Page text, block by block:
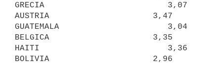
GRECIA                         3,07
AUSTRIA                     3,47
GUATEMALA                      3,04
BELGICA                     3,35
HAITI                          3,36
BOLIVIA                     2,96